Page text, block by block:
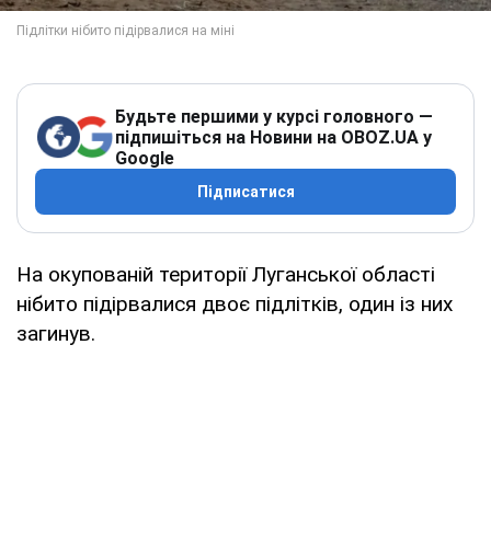
Будьте першими у курсі головного —
підпишіться на Новини на OBOZ.UA у
Google
Підписатися
На окупованій території Луганської області
нібито підірвалися двоє підлітків, один із них
загинув.